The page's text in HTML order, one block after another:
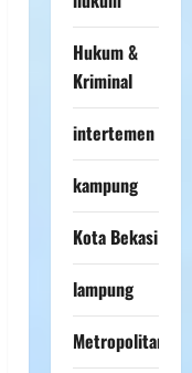
Hukum &
Kriminal
intertemen
kampung
Kota Bekasi
lampung
Metropolitan